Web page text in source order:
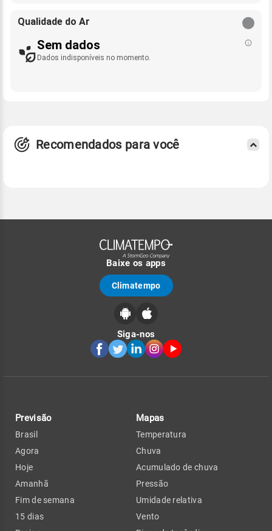
Qualidade do Ar
Sem dados
Dados indisponíveis no momento.
Recomendados para você
Baixe os apps
Climatempo
Siga-nos
Previsão
Brasil
Agora
Hoje
Amanhã
Fim de semana
15 dias
Mapas
Temperatura
Chuva
Acumulado de chuva
Pressão
Umidade relativa
Vento